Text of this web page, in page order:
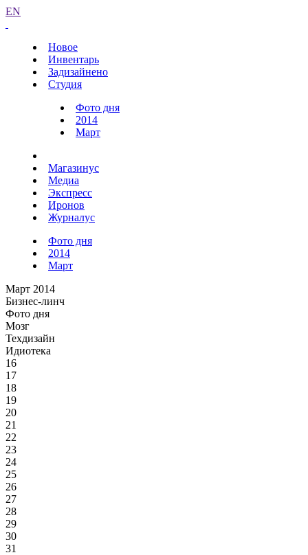
EN
Новое
Инвентарь
Задизайнено
Студия
Фото дня
2014
Март
Магазинус
Медиа
Экспресс
Иронов
Журналус
Фото дня
2014
Март
Март 2014
Бизнес-линч
Фото дня
Мозг
Техдизайн
Идиотека
16
17
18
19
20
21
22
23
24
25
26
27
28
29
30
31